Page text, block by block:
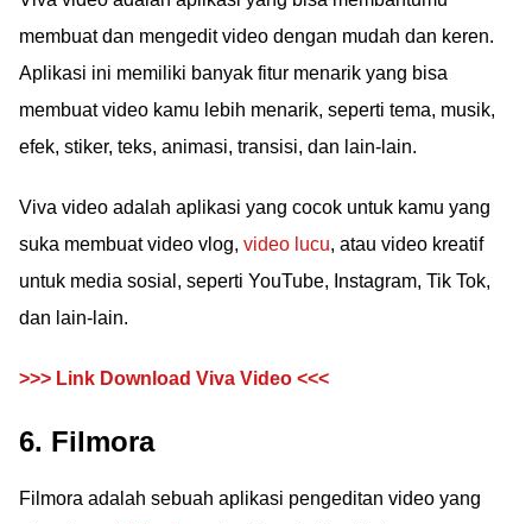
membuat dan mengedit video dengan mudah dan keren.
Aplikasi ini memiliki banyak fitur menarik yang bisa
membuat video kamu lebih menarik, seperti tema, musik,
efek, stiker, teks, animasi, transisi, dan lain-lain.
Viva video adalah aplikasi yang cocok untuk kamu yang
suka membuat video vlog, video lucu, atau video kreatif
untuk media sosial, seperti YouTube, Instagram, Tik Tok,
dan lain-lain.
>>> Link Download Viva Video <<<
6. Filmora
Filmora adalah sebuah aplikasi pengeditan video yang